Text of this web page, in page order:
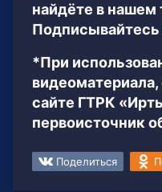
найдёте в нашем
Подписывайтесь
*При
сайте ГТРК
первоисточник
Поделиться